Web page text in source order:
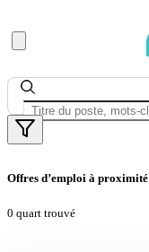
Offres d’emploi à proximité
0 quart trouvé